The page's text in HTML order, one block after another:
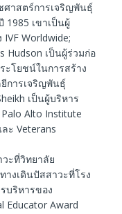
ศาสตร์การเจริญพันธุ์
1985 เขาเป็นผู้
Worldwide;
Hudson เป็นผู้ร่วมก่อ
ะโยชน์ในการสร้าง
การเจริญพันธุ์
เป็นผู้บริหาร
Alto Institute
ะ Veterans
ะที่วิทยาลัย
งเดินปัสสาวะที่โรง
บริหารของ
Educator Award